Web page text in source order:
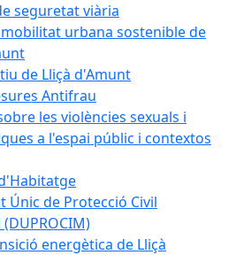
seguretat viària
urbana sostenible de
de Lliçà d'Amunt
Antifrau
les violències sexuals i
a l'espai públic i contextos
Únic de Protecció Civil
energètica de Lliçà